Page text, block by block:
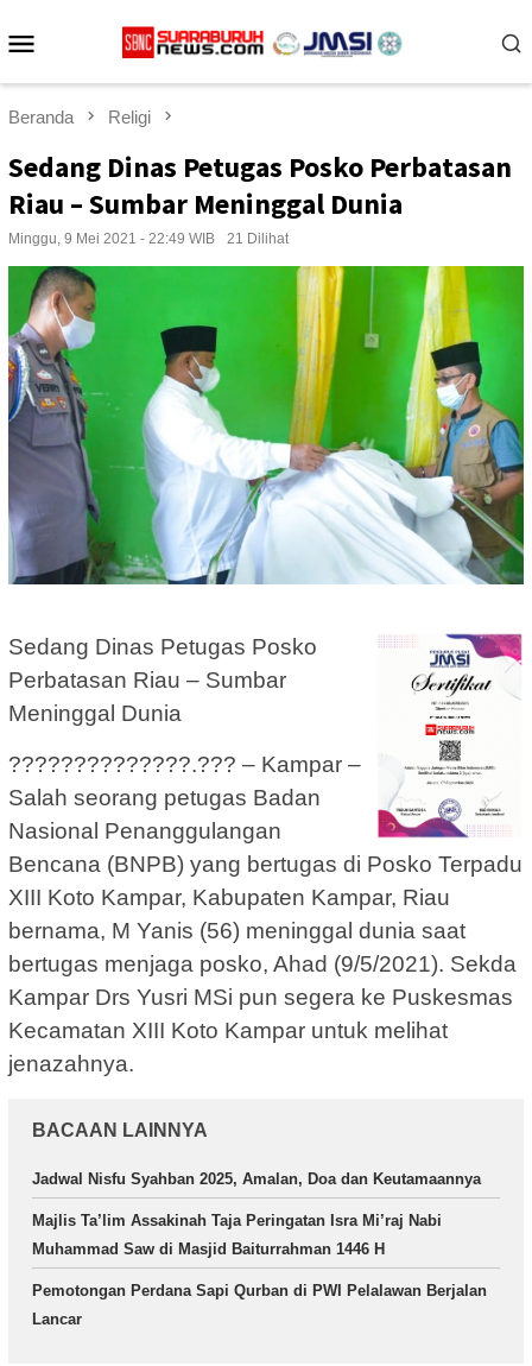
ke
Beranda Religi
Sedang Dinas Petugas Posko Perbatasan
Riau – Sumbar Meninggal Dunia
Minggu, 9 Mei 2021 - 22:49 WIB 21 Dilihat
Sedang Dinas Petugas Posko
Perbatasan Riau – Sumbar
Meninggal Dunia
??????????????.??? – Kampar –
Salah seorang petugas Badan
Nasional Penanggulangan
Bencana (BNPB) yang bertugas di Posko Terpadu
XIII Koto Kampar, Kabupaten Kampar, Riau
bernama, M Yanis (56) meninggal dunia saat
bertugas menjaga posko, Ahad (9/5/2021). Sekda
Kampar Drs Yusri MSi pun segera ke Puskesmas
Kecamatan XIII Koto Kampar untuk melihat
jenazahnya.
BACAAN LAINNYA
Jadwal Nisfu Syahban 2025, Amalan, Doa dan Keutamaannya
Majlis Ta’lim Assakinah Taja Peringatan Isra Mi’raj Nabi
Muhammad Saw di Masjid Baiturrahman 1446 H
Pemotongan Perdana Sapi Qurban di PWI Pelalawan Berjalan
Lancar